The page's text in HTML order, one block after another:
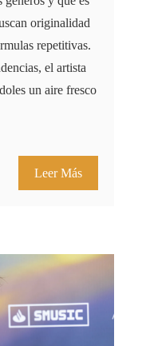
originalidad
repetitivas.
el artista
un aire fresco
Leer Más